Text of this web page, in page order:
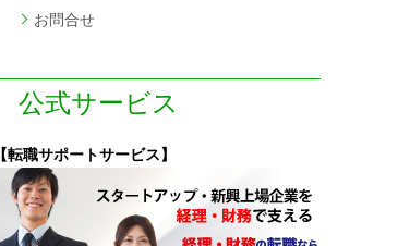
お問合せ
公式サービス
【転職サポートサービス】